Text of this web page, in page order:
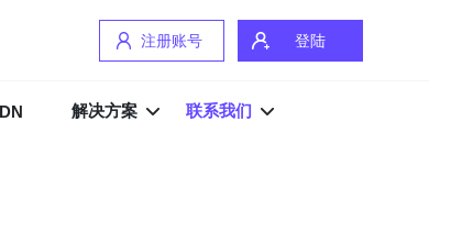
注册账号 登陆
解决方案 联系我们